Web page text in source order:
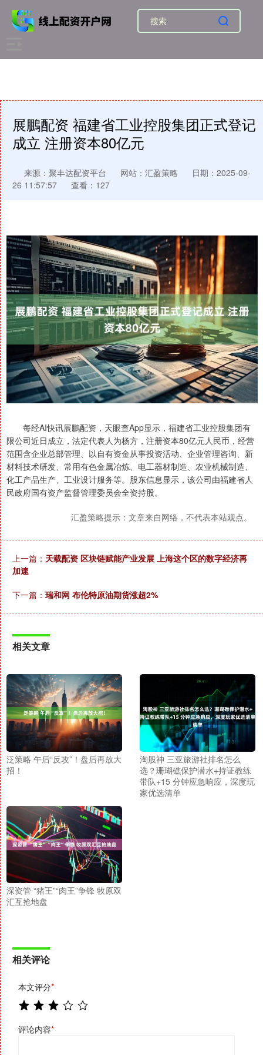
展鵬配资 福建省工业控股集团正式登记
成立 注册资本80亿元
来源：聚丰达配资平台 网站：汇盈策略
日期：2025-09-
26 11:57:57
查看：127
每经AI快讯展鵬配资，天眼查App显示，福建省工业控股集团有
限公司近日成立，法定代表人为杨方，注册资本80亿元人民币，经营
范围含企业总部管理、以自有资金从事投资活动、企业管理咨询、新
材料技术研发、常用有色金属冶炼、电工器材制造、农业机械制造、
化工产品生产、工业设计服务等。股东信息显示，该公司由福建省人
民政府国有资产监督管理委员会全资持股。
汇盈策略提示：文章来自网络，不代表本站观点。
上一篇： 天载配资 区块链赋能产业发展 上海这个区的数字经济再
加速
下一篇： 瑞和网 布伦特原油期货涨超2%
相关文章
泛策略 午后“反攻”！盘后再放大
招！
淘股神 三亚旅游社排名怎么
选？珊瑚礁保护潜水+持证教练
带队+15 分钟应急响应，深度玩
家优选清单
深资管 “猪王”“肉王”争锋 牧原双
汇互抢地盘
相关评论
本文评分*
评论内容*